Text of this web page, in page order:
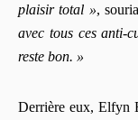
plaisir total »,
avec tous ces anti-
reste bon. »
Derrière eux, Elfyn